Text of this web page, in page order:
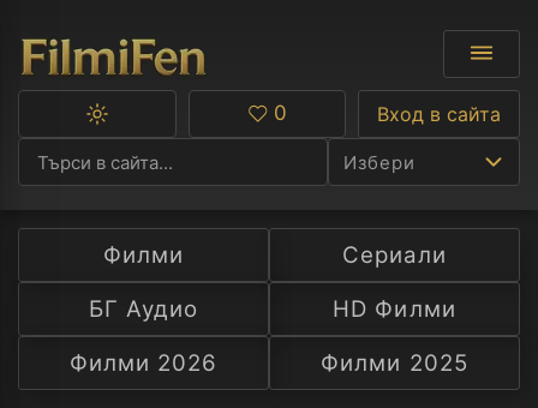
Избери
Ф
С
А
Превключване
тъмна
тема
Любими
0 Вход в сайта
Филми
Сериали
БГ Аудио
HD Филми
Филми 2026
Филми 2025